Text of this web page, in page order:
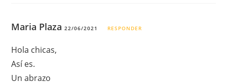
Maria Plaza22/06/2021 RESPONDER
Hola chicas,
Así es.
Un abrazo